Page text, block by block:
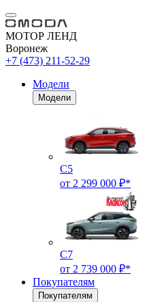
МОТОР ЛЕНД
Воронеж
+7 (473) 211-52-29
Модели
Модели
C5
от 2 299 000 ₽*
C7
от 2 739 000 ₽*
Покупателям
Покупателям